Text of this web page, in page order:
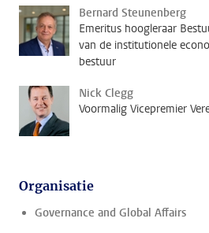
Bernard Steunenberg
Emeritus hoogleraar
van de institutionele
bestuur
Nick Clegg
Voormalig Vicepremier
Organisatie
Governance and Global Affairs